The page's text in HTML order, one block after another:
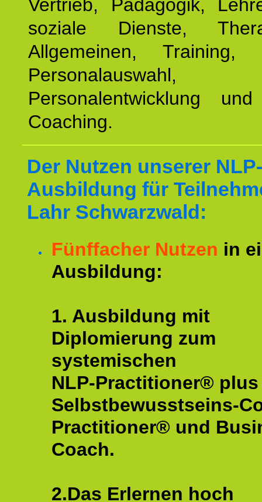
Vertrieb, Pädagogik,
soziale Dienste,
Allgemeinen, Training,
Personalauswahl,
Personalentwicklung
Coaching.
Der Nutzen unserer
Ausbildung für
Lahr Schwarzwald:
Fünffacher Nutzen in
Ausbildung:
1. Ausbildung mit
Diplomierung zum
systemischen
NLP-Practitioner® plus
Selbstbewusstseins-
Practitioner® und
Coach.
2.Das Erlernen hoch